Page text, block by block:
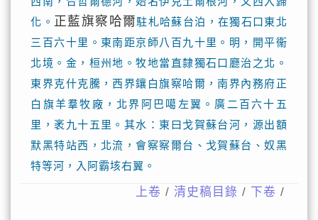
化。 正藍旗察哈爾駐札哈蘇台泊，在獨石口東北
三百六十里。東南距京師八百九十里。明，開平衞
北境。金，桓州地。牧地當直隸獨石口廳治之北。
東界克什克騰，西界鑲白旗察哈爾，南界內務府正
白旗羊羣牧廠，北界阿巴噶左翼。廣二百六十五
里，袤九十五里。其水：東曰戈賀蘇台河，源出額
默黑特站西，北流，會察察爾台、戈賀蘇台、奴黑
特等河，入阿霸垓右翼。
上卷 / 清史稿目錄 / 下卷 /